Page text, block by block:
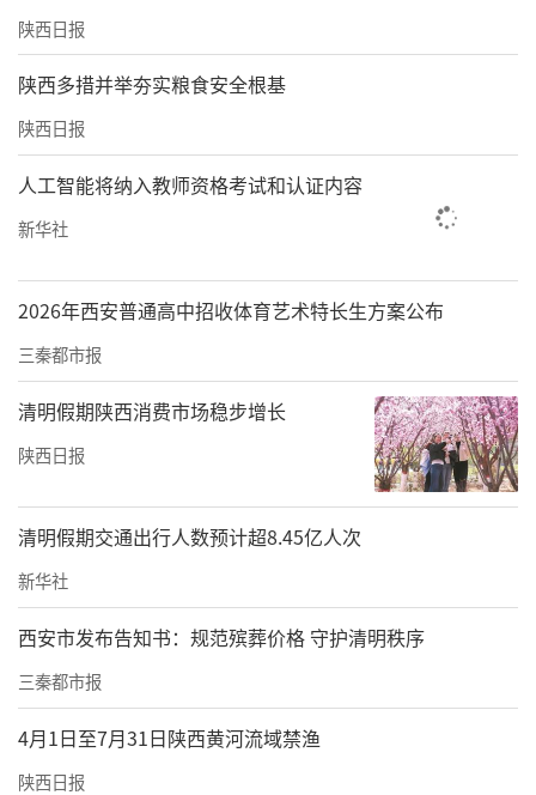
陕西日报
陕西多措并举夯实粮食安全根基
陕西日报
人工智能将纳入教师资格考试和认证内容
新华社
2026年西安普通高中招收体育艺术特长生方案公布
三秦都市报
清明假期陕西消费市场稳步增长
陕西日报
清明假期交通出行人数预计超8.45亿人次
新华社
西安市发布告知书：规范殡葬价格 守护清明秩序
三秦都市报
4月1日至7月31日陕西黄河流域禁渔
陕西日报